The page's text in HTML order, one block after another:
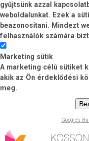
gyűjtsünk azzal
weboldalunkat. Ezek a
beazonosítani. Mindezt
felhasználók számára
Marketing sütik
A marketing célú sütiket
akik az Ön érdeklődési
meg.
Google’s
Ugrás